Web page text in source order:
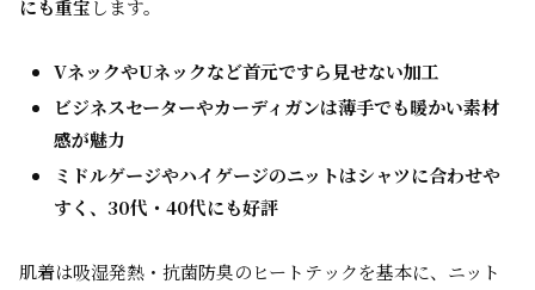
にも重宝します。
VネックやUネックなど首元ですら見せない加工
ビジネスセーターやカーディガンは薄手でも暖かい素材
感が魅力
ミドルゲージやハイゲージのニットはシャツに合わせや
すく、30代・40代にも好評
肌着は吸湿発熱・抗菌防臭のヒートテックを基本に、ニット